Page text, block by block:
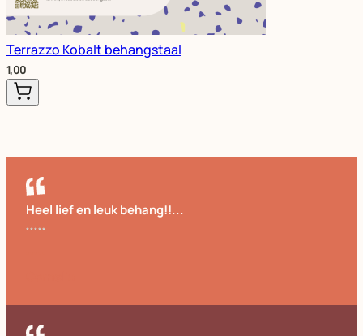
Terrazzo Kobalt behangstaal
1,00
Heel lief en leuk behang!!...